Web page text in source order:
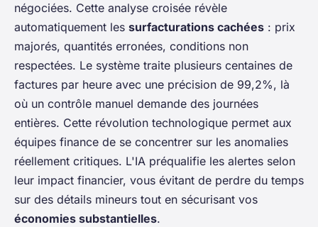
négociées. Cette analyse croisée révèle
automatiquement les surfacturations cachées : prix
majorés, quantités erronées, conditions non
respectées. Le système traite plusieurs centaines de
factures par heure avec une précision de 99,2%, là
où un contrôle manuel demande des journées
entières. Cette révolution technologique permet aux
équipes finance de se concentrer sur les anomalies
réellement critiques. L'IA préqualifie les alertes selon
leur impact financier, vous évitant de perdre du temps
sur des détails mineurs tout en sécurisant vos
économies substantielles.